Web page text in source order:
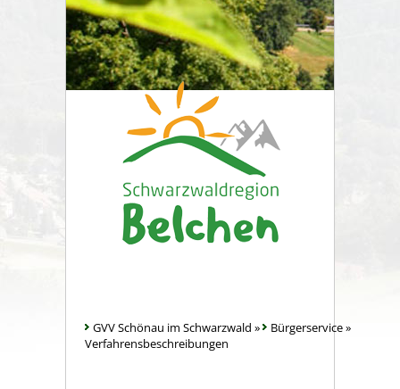
GVV Schönau im Schwarzwald » Bürgerservice»
Verfahrensbeschreibungen